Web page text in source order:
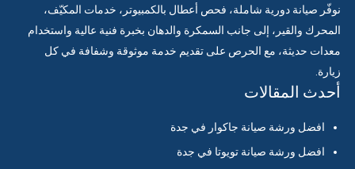
نوفّر صيانة دورية شاملة، فحص أعطال بالكمبيوتر، خدمات المكيّف،
المحرك والقير، إلى جانب السمكرة والدهان بخبرة فنية عالية واستخدام
معدات حديثة، مع الحرص على تقديم خدمة موثوقة وشفافة في كل
زيارة.
أحدث المقالات
افضل ورشة صيانة جاكوار في جدة
افضل ورشة صيانة تويوتا في جدة